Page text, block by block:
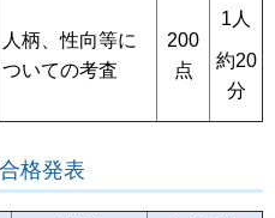
人柄、性向等に
ついての考査
200
点
1人
約20
分
格発表